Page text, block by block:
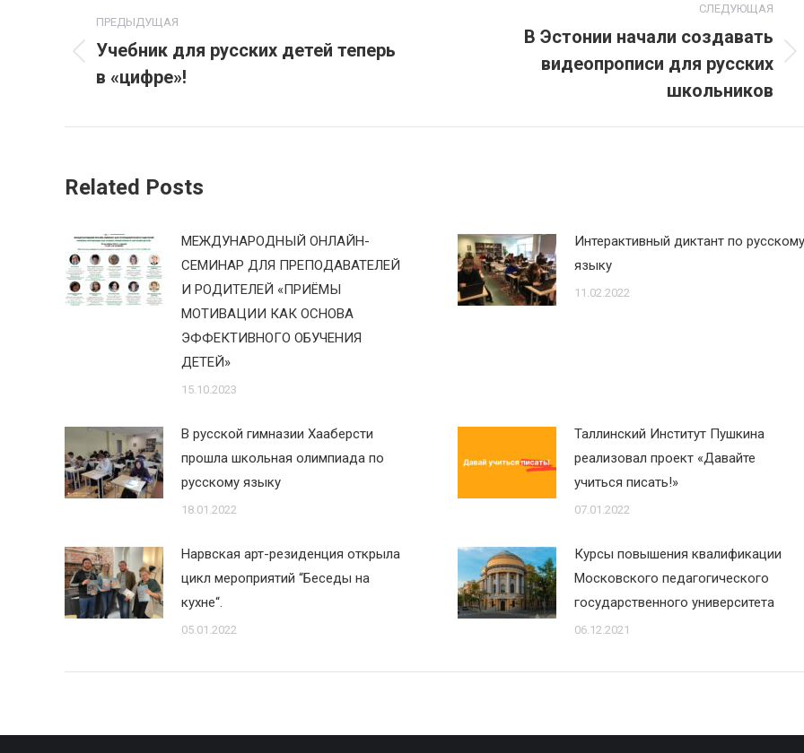
по
записям
ПРЕДЫДУЩАЯ
Предыдущая
запись:
Учебник для русских детей теперь
в «цифре»!
СЛЕДУЮЩАЯ
В Эстонии начали создавать
видеопрописи для русских
школьников
Related Posts
МЕЖДУНАРОДНЫЙ ОНЛАЙН-
СЕМИНАР ДЛЯ ПРЕПОДАВАТЕЛЕЙ
И РОДИТЕЛЕЙ «ПРИЁМЫ
МОТИВАЦИИ КАК ОСНОВА
ЭФФЕКТИВНОГО ОБУЧЕНИЯ
ДЕТЕЙ»
15.10.2023
Интерактивный диктант по русскому
языку
11.02.2022
В русской гимназии Хааберсти
прошла школьная олимпиада по
русскому языку
18.01.2022
Таллинский Институт Пушкина
реализовал проект «Давайте
учиться писать!»
07.01.2022
Нарвская арт-резиденция открыла
цикл мероприятий “Беседы на
кухне“.
05.01.2022
Курсы повышения квалификации
Московского педагогического
государственного университета
06.12.2021